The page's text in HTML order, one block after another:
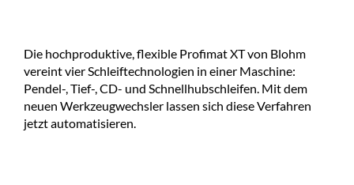
Die hochproduktive, flexible Profimat XT von Blohm
vereint vier Schleiftechnologien in einer Maschine:
Pendel-, Tief-, CD- und Schnellhubschleifen. Mit dem
neuen Werkzeugwechsler lassen sich diese Verfahren
jetzt automatisieren.